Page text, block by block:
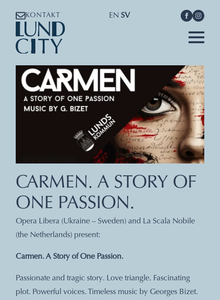
KONTAKT EN SV
CARMEN. A STORY OF
ONE PASSION.
Opera Libera (Ukraine – Sweden) and La Scala Nobile
(the Netherlands) present:
Carmen. A Story of One Passion.
Passionate and tragic story. Love triangle. Fascinating
plot. Powerful voices. Timeless music by Georges Bizet.